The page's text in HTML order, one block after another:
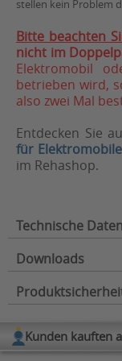
stellen kein Problem
Bitte beachten
nicht im
Elektromobil
betrieben wird,
also zwei Mal
Entdecken Sie
für Elektromobile
im Rehashop.
Technische Daten
Zubehör für:
Zubehörart:
Downloads
Download MU-1
Kunden kauften